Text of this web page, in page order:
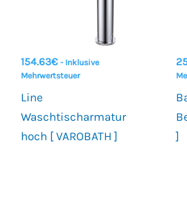
154.63€ - Inklusive
Mehrwertsteuer
Line
Waschtischarmatur
hoch [ VAROBATH ]
]